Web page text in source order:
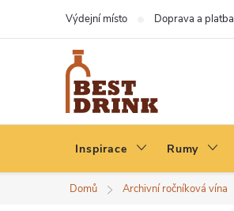
Výdejní místo Doprava a platba
Inspirace Rumy
Domů Archivní ročníková vína